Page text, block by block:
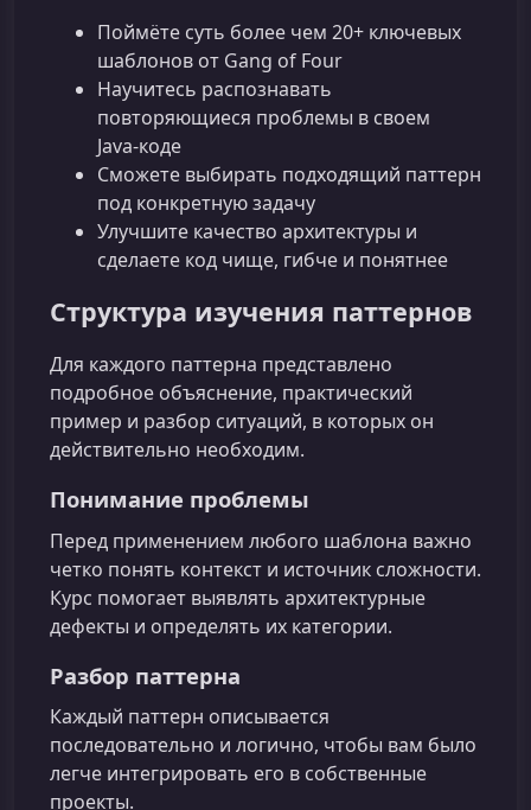
Поймёте суть более чем 20+ ключевых
шаблонов от Gang of Four
Научитесь распознавать
повторяющиеся проблемы в своем
Java‑коде
Сможете выбирать подходящий паттерн
под конкретную задачу
Улучшите качество архитектуры и
сделаете код чище, гибче и понятнее
Структура изучения паттернов
Для каждого паттерна представлено
подробное объяснение, практический
пример и разбор ситуаций, в которых он
действительно необходим.
Понимание проблемы
Перед применением любого шаблона важно
четко понять контекст и источник сложности.
Курс помогает выявлять архитектурные
дефекты и определять их категории.
Разбор паттерна
Каждый паттерн описывается
последовательно и логично, чтобы вам было
легче интегрировать его в собственные
проекты.